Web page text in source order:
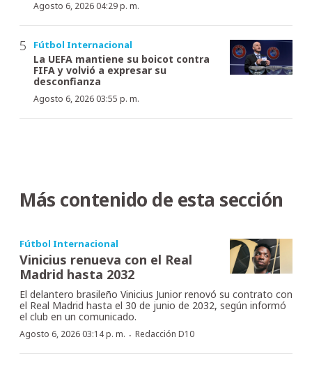
Agosto 6, 2026 04:29 p. m.
Fútbol Internacional
La UEFA mantiene su boicot contra
FIFA y volvió a expresar su
desconfianza
Agosto 6, 2026 03:55 p. m.
Más contenido de esta sección
Fútbol Internacional
Vinicius renueva con el Real
Madrid hasta 2032
El delantero brasileño Vinicius Junior renovó su contrato con
el Real Madrid hasta el 30 de junio de 2032, según informó
el club en un comunicado.
Agosto 6, 2026 03:14 p. m. · Redacción D10